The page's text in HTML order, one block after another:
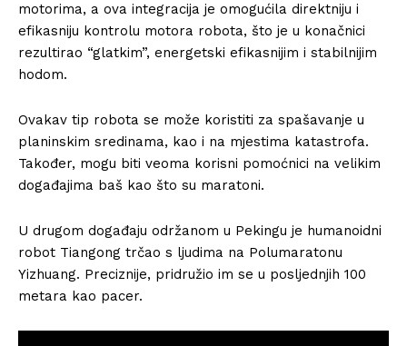
motorima, a ova integracija je omogućila direktniju i
efikasniju kontrolu motora robota, što je u konačnici
rezultirao “glatkim”, energetski efikasnijim i stabilnijim
hodom.
Ovakav tip robota se može koristiti za spašavanje u
planinskim sredinama, kao i na mjestima katastrofa.
Također, mogu biti veoma korisni pomoćnici na velikim
događajima baš kao što su maratoni.
U drugom događaju održanom u Pekingu je humanoidni
robot Tiangong trčao s ljudima na Polumaratonu
Yizhuang. Preciznije, pridružio im se u posljednjih 100
metara kao pacer.